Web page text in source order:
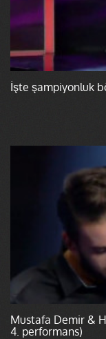
İşte şampiyonluk
Mustafa Demir &
4. performans)